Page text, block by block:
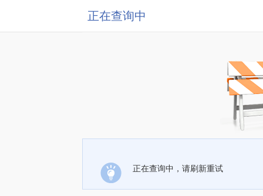
正在查询中
正在查询中，请刷新重试